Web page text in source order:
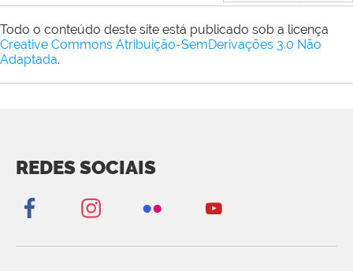
Todo o conteúdo deste site está publicado sob a licença
Creative Commons Atribuição-SemDerivações 3.0 Não
Adaptada.
REDES SOCIAIS